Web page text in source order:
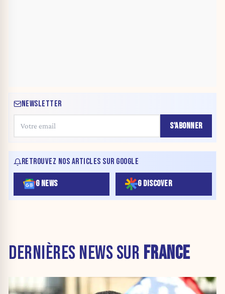
NEWSLETTER
S'ABONNER
RETROUVEZ NOS ARTICLES SUR GOOGLE
G NEWS G DISCOVER
DERNIÈRES NEWS SUR FRANCE